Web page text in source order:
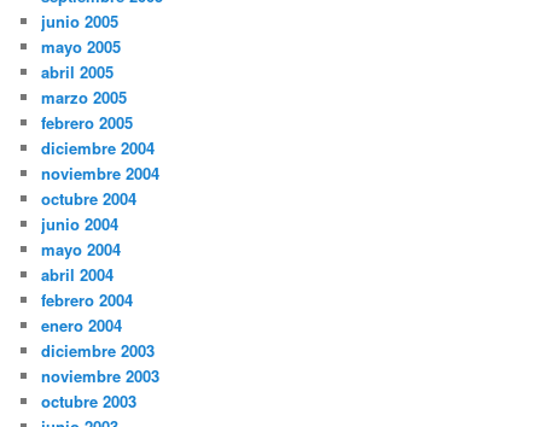
junio 2005
mayo 2005
abril 2005
marzo 2005
febrero 2005
diciembre 2004
noviembre 2004
octubre 2004
junio 2004
mayo 2004
abril 2004
febrero 2004
enero 2004
diciembre 2003
noviembre 2003
octubre 2003